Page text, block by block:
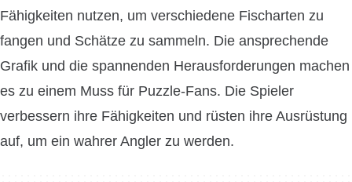
Fähigkeiten nutzen, um verschiedene Fischarten zu
fangen und Schätze zu sammeln. Die ansprechende
Grafik und die spannenden Herausforderungen machen
es zu einem Muss für Puzzle-Fans. Die Spieler
verbessern ihre Fähigkeiten und rüsten ihre Ausrüstung
auf, um ein wahrer Angler zu werden.